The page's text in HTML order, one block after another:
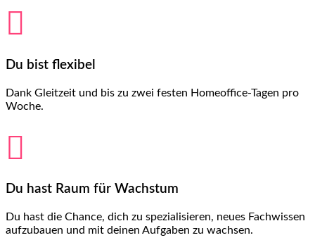

Du bist flexibel
Dank Gleitzeit und bis zu zwei festen Homeoffice-Tagen pro
Woche.

Du hast Raum für Wachstum
Du hast die Chance, dich zu spezialisieren, neues Fachwissen
aufzubauen und mit deinen Aufgaben zu wachsen.